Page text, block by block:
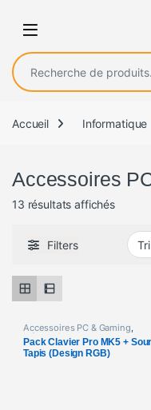
Recherche pour :
Accueil Informatique
Accessoires
13 résultats affichésTrié
Filters
Accessoires PC & Gaming
Informatique
Pack Clavier Pro MK5 +
Tapis (Design RGB)